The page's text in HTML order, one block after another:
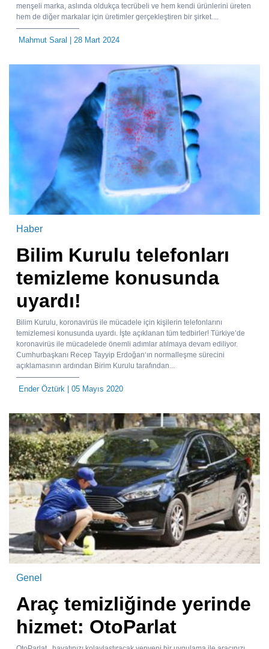
menşeli marka, aslında oldukça tecrübeli ve hem kendi ürünlerini üreten
hem de diğer markalar için üretimler gerçekleştiren bir şirket....
Mahmut Saral | 28 Mart 2024
Haber
Bilim Kurulu telefonları
temizleme konusunda
uyardı!
Bilim Kurulu, koronavirüs ile mücadele için kişilerin telefonlarını
temizlemesi konusunda uyardı. İşte açıklanan tüm tedbirler! Türkiye’de
koronavirüs ile mücadelede önemli adımlar atılmaya devam ediliyor.
Cumhurbaşkanı Recep Tayyip Erdoğan‘ın normalleşme sürecini
açıklamasının ardından Birim Kurulu tarafından...
Ender Öztürk | 05 Mayıs 2020
Genel
Araç temizliğinde yerinde
hizmet: OtoParlat